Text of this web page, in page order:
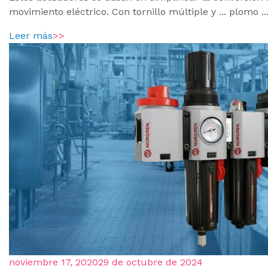
movimiento eléctrico. Con tornillo múltiple y ... plomo ...
Leer más>>
noviembre 17, 202029 de octubre de 2024